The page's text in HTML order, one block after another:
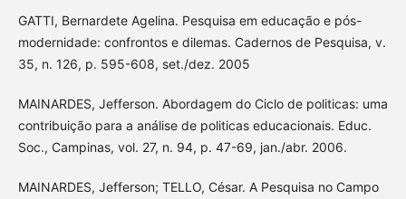
GATTI, Bernardete Agelina. Pesquisa em educação e pós-
modernidade: confrontos e dilemas. Cadernos de Pesquisa, v.
35, n. 126, p. 595-608, set./dez. 2005
MAINARDES, Jefferson. Abordagem do Ciclo de politicas: uma
contribuição para a análise de politicas educacionais. Educ.
Soc., Campinas, vol. 27, n. 94, p. 47-69, jan./abr. 2006.
MAINARDES, Jefferson; TELLO, César. A Pesquisa no Campo